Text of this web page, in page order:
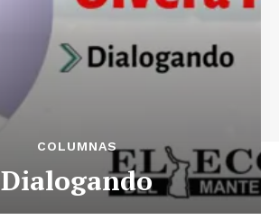
COLUMNAS
Dialogando